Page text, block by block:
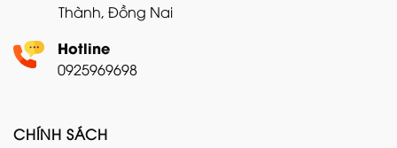
Thành, Đồng Nai
Hotline
0925969698
CHÍNH SÁCH